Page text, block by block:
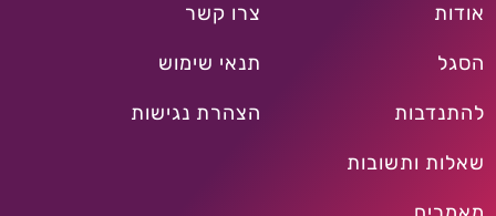
אודות
הסגל
להתנדבות
שאלות ותשובות
צרו קשר
תנאי שימוש
הצהרת נגישות